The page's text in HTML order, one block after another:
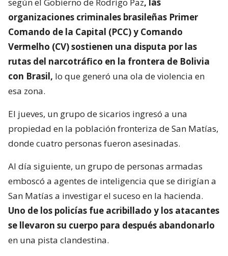
organizaciones criminales brasileñas Primer
Comando de la Capital (PCC) y Comando
Vermelho (CV) sostienen una disputa por las
rutas del narcotráfico en la frontera de Bolivia
con Brasil, lo que generó una ola de violencia en
esa zona.
El jueves, un grupo de sicarios ingresó a una
propiedad en la población fronteriza de San Matías,
donde cuatro personas fueron asesinadas.
Al día siguiente, un grupo de personas armadas
emboscó a agentes de inteligencia que se dirigían a
San Matías a investigar el suceso en la hacienda.
Uno de los policías fue acribillado y los atacantes
se llevaron su cuerpo para después abandonarlo
en una pista clandestina.